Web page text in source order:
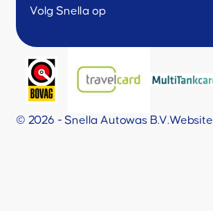
Volg Snella op
© 2026 - Snella Autowas B.V.